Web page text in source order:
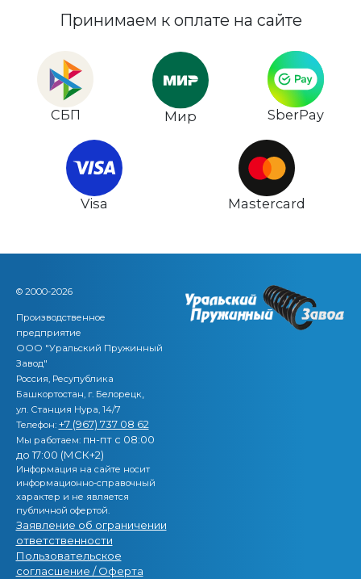
Принимаем к оплате на сайте
СБП Мир SberPay
Visa Mastercard
© 2000-2026
Производственное
предприятие
ООО "Уральский Пружинный
Завод"
Россия, Ресупублика
Башкортостан, г. Белорецк,
ул. Станция Нура, 14/7
Телефон: +7 (967) 737 08 62
Мы работаем: пн-пт с 08:00
до 17:00 (МСК+2)
Информация на сайте носит
информационно-справочный
характер и не является
публичной офертой.
Заявление об ограничении
ответственности
Пользовательское
согласшение / Оферта